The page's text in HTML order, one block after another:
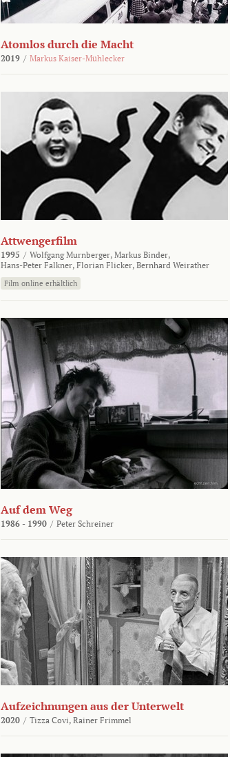
Atomlos durch die Macht
2019 / Markus Kaiser-Mühlecker
Attwengerfilm
1995 / Wolfgang Murnberger, Markus Binder,
Hans-Peter Falkner, Florian Flicker, Bernhard Weirather
Film online erhältlich
Auf dem Weg
1986 - 1990 / Peter Schreiner
Aufzeichnungen aus der Unterwelt
2020 / Tizza Covi, Rainer Frimmel